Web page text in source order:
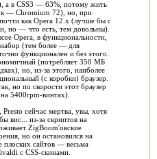
а в CSS3 — 63%, потому жить
— Chromium 72), но, при
как Opera 12.x (лучше бы с
но — что есть, тем довольны).
Opera, в функциональности,
(тем более — для
функционален и без этого.
(потребляет 350 МБ
но, из-за этого, наиболее
(с коробки) браузер.
но по скорости этот браузер
5400rpm-винтах).
сейчас мертва, увы, хотя
вис... из-за скриптов на
ZigBoom'овские
но он остановился на
сайтов — весьма
с CSS-скинами.